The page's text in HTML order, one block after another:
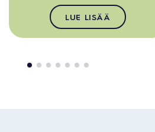
LUE LISÄÄ